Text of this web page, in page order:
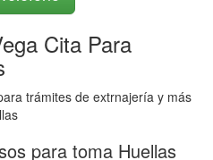
Cita Para
trámites de extrnajería y más
para toma Huellas